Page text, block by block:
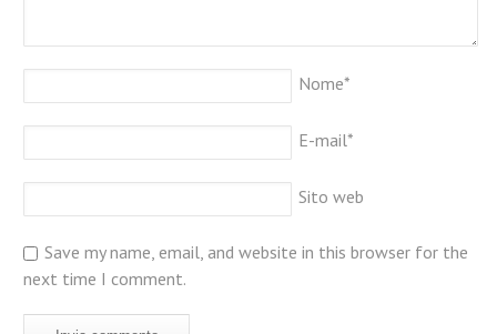
Nome*
E-mail*
Sito web
Save my name, email, and website in this browser for the
next time I comment.